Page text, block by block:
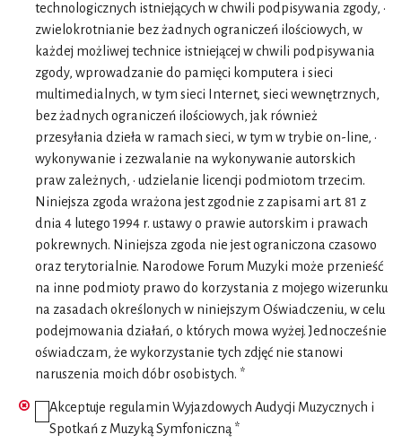
technologicznych istniejących w chwili podpisywania zgody, •
zwielokrotnianie bez żadnych ograniczeń ilościowych, w
każdej możliwej technice istniejącej w chwili podpisywania
zgody, wprowadzanie do pamięci komputera i sieci
multimedialnych, w tym sieci Internet, sieci wewnętrznych,
bez żadnych ograniczeń ilościowych, jak również
przesyłania dzieła w ramach sieci, w tym w trybie on-line, •
wykonywanie i zezwalanie na wykonywanie autorskich
praw zależnych, • udzielanie licencji podmiotom trzecim.
Niniejsza zgoda wrażona jest zgodnie z zapisami art. 81 z
dnia 4 lutego 1994 r. ustawy o prawie autorskim i prawach
pokrewnych. Niniejsza zgoda nie jest ograniczona czasowo
oraz terytorialnie. Narodowe Forum Muzyki może przenieść
na inne podmioty prawo do korzystania z mojego wizerunku
na zasadach określonych w niniejszym Oświadczeniu, w celu
podejmowania działań, o których mowa wyżej. Jednocześnie
oświadczam, że wykorzystanie tych zdjęć nie stanowi
naruszenia moich dóbr osobistych. *
Akceptuje regulamin Wyjazdowych Audycji Muzycznych i
Spotkań z Muzyką Symfoniczną *